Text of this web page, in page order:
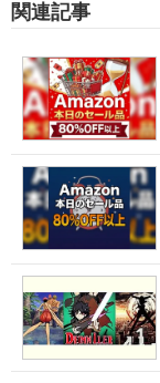
関連記事